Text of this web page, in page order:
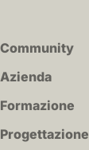
Community
Azienda
Formazione
Progettazione